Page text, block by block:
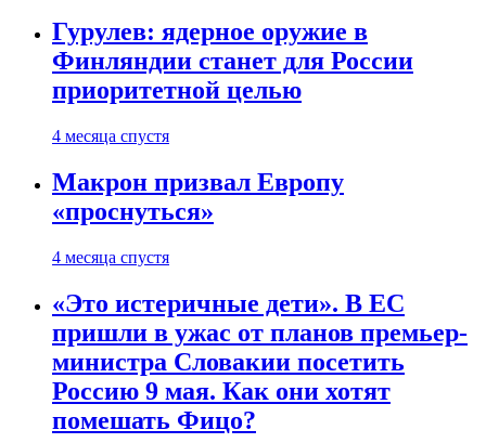
Гурулев: ядерное оружие в
Финляндии станет для России
приоритетной целью
4 месяца спустя
Макрон призвал Европу
«проснуться»
4 месяца спустя
«Это истеричные дети». В ЕС
пришли в ужас от планов премьер-
министра Словакии посетить
Россию 9 мая. Как они хотят
помешать Фицо?